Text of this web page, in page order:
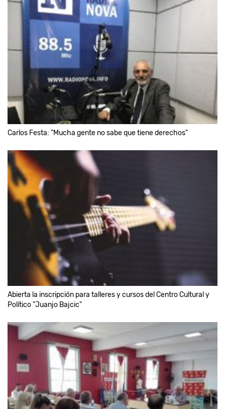
Carlos Festa: "Mucha gente no sabe que tiene derechos"
Abierta la inscripción para talleres y cursos del Centro Cultural y
Político "Juanjo Bajcic"